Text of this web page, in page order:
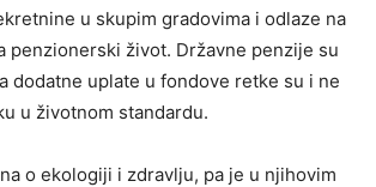
u skupim gradovima i odlaze na
penzionerski život. Državne penzije su
dodatne uplate u fondove retke su i ne
u životnom standardu.
o ekologiji i zdravlju, pa je u njihovim